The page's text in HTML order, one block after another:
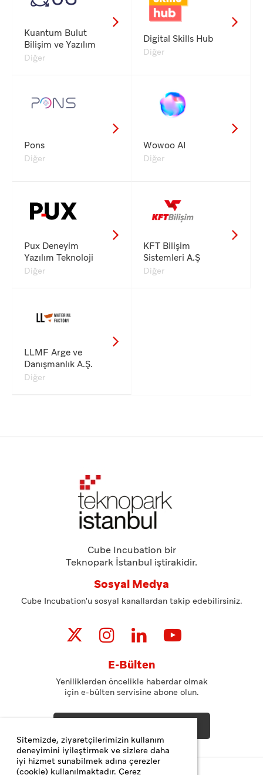
Sitemizde, ziyaretçilerimizin kullanım
deneyimini iyileştirmek ve sizlere daha
iyi hizmet sunabilmek adına çerezler
(cookie) kullanılmaktadır. Çerez
Kuantum Bulut
Bilişim ve Yazılım
Diğer
Digital Skills Hub
Diğer
Pons
Diğer
Wowoo AI
Diğer
Pux Deneyim
Yazılım Teknoloji
Diğer
KFT Bilişim
Sistemleri A.Ş
Diğer
LLMF Arge ve
Danışmanlık A.Ş.
Diğer
Cube Incubation bir
Teknopark İstanbul iştirakidir.
Sosyal Medya
Cube Incubation'u sosyal kanallardan takip edebilirsiniz.
E-Bülten
Yeniliklerden öncelikle haberdar olmak
için e-bülten servisine abone olun.